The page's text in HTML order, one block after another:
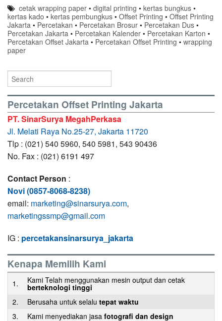
cetak wrapping paper •digital printing •kertas bungkus •
kertas kado • kertas pembungkus • Offset Printing • Offset Printing
Jakarta • Percetakan • Percetakan Brosur • Percetakan Dus •
Percetakan Jakarta • Percetakan Kalender • Percetakan Karton •
Percetakan Offset Jakarta • Percetakan Offset Printing • wrapping
paper
Percetakan Offset Printing Jakarta
PT. SinarSurya MegahPerkasa
Jl. Melati Raya No.25-27, Jakarta 11720
Tlp : (021) 540 5960, 540 5981, 543 90436
No. Fax : (021) 6191 497
Contact Person :
Novi (0857-8068-8238)
email: marketing@sinarsurya.com,
marketingssmp@gmail.com
IG : percetakansinarsurya_jakarta
Kenapa Memilih Kami
1. Kami Telah menggunakan mesin output dan cetak
berteknologi tinggi
2.
Berusaha untuk selalu tepat waktu
3.
Kami menyediakan jasa fotografi dan design